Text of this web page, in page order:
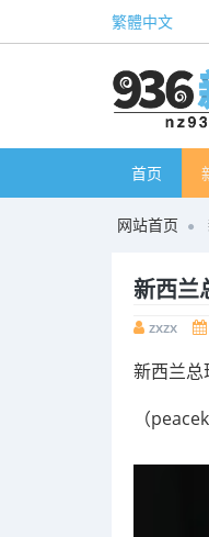
繁體中文
首页
网站首页
新西兰
zxzx
新西兰
（